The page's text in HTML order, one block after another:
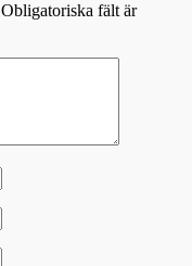
Obligatoriska fält är